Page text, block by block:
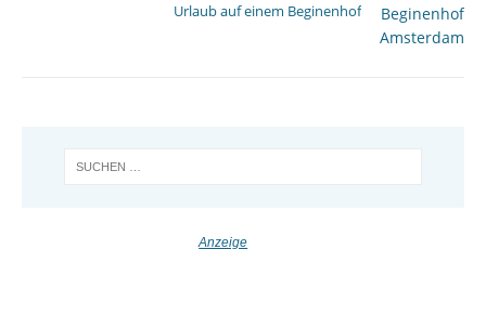
Urlaub auf einem Beginenhof